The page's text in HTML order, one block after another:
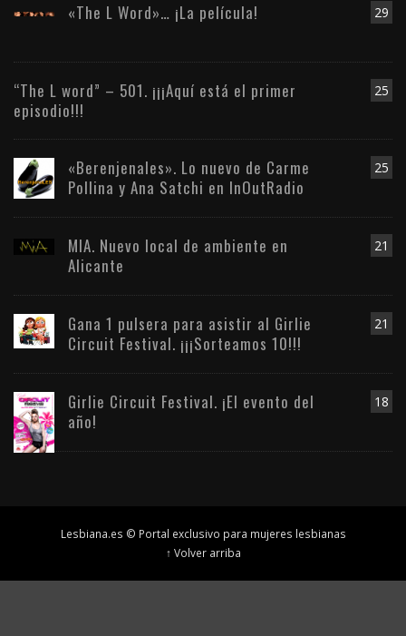
29
«The L Word»… ¡La película!
25
“The L word” – 501. ¡¡¡Aquí está el primer
episodio!!!
25
«Berenjenales». Lo nuevo de Carme
Pollina y Ana Satchi en InOutRadio
21
MIA. Nuevo local de ambiente en
Alicante
21
Gana 1 pulsera para asistir al Girlie
Circuit Festival. ¡¡¡Sorteamos 10!!!
18
Girlie Circuit Festival. ¡El evento del
año!
Lesbiana.es © Portal exclusivo para mujeres lesbianas
↑ Volver arriba